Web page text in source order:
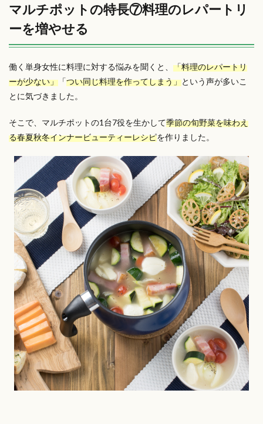
マルチポットの特長⑦料理のレパートリ
ーを増やせる
働く単身女性に料理に対する悩みを聞くと、 「料理のレパートリ
ーが少ない」 「つい同じ料理を作ってしまう」という声が多いこ
とに気づきました。
そこで、マルチポットの1台7役を生かして季節の旬野菜を味わえ
る春夏秋冬インナービューティーレシピを作りました。